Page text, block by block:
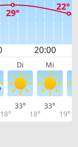
Di Mi
18°
33°
18°
33°
19°